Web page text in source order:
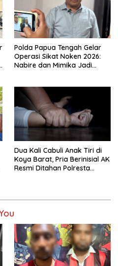
Polda Papua Tengah Gelar
Operasi Sikat Noken 2026:
Nabire dan Mimika Jadi
Dua Kali Cabuli Anak Tiri di
Koya Barat, Pria Berinisial AK
Resmi Ditahan Polresta